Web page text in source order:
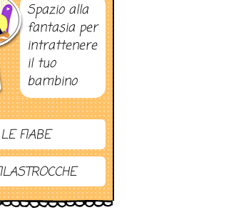
Spazio alla
fantasia per
intrattenere
il tuo
bambino
FIABE